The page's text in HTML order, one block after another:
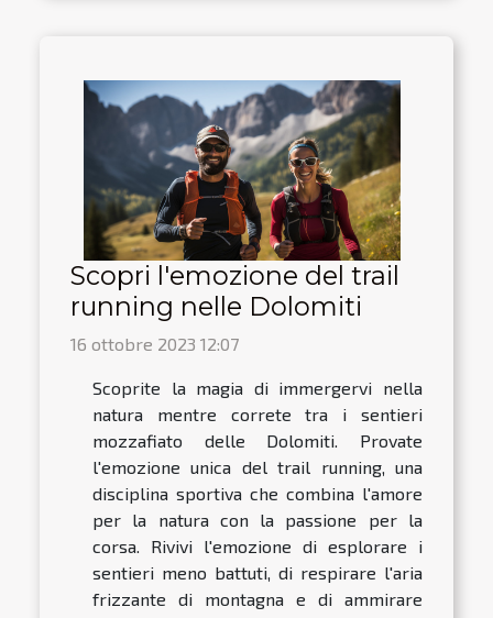
Scopri l'emozione del trail
running nelle Dolomiti
16 ottobre 2023 12:07
Scoprite la magia di immergervi nella
natura mentre correte tra i sentieri
mozzafiato delle Dolomiti. Provate
l'emozione unica del trail running, una
disciplina sportiva che combina l'amore
per la natura con la passione per la
corsa. Rivivi l'emozione di esplorare i
sentieri meno battuti, di respirare l'aria
frizzante di montagna e di ammirare